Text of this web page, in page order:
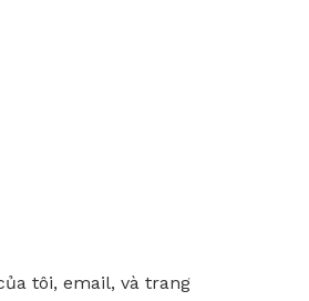
tôi, email, và trang